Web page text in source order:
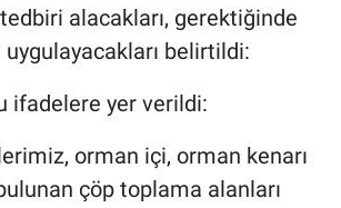
alacakları, gerektiğinde
belirtildi:
ifadelere yer verildi:
orman içi, orman kenarı
çöp toplama alanları